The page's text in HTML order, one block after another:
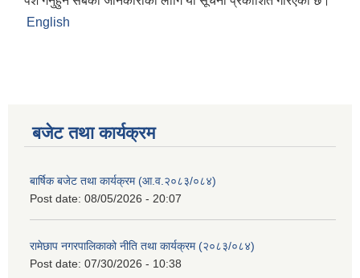
English
बजेट तथा कार्यक्रम
बार्षिक बजेट तथा कार्यक्रम (आ.व.२०८३/०८४)
Post date: 08/05/2026 - 20:07
रामेछाप नगरपालिकाको नीति तथा कार्यक्रम (२०८३/०८४)
Post date: 07/30/2026 - 10:38